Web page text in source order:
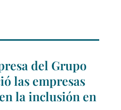
del Grupo
las empresas
la inclusión en